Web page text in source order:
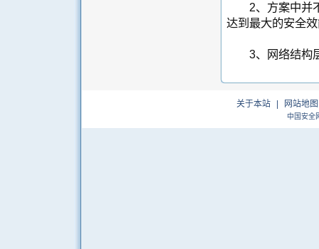
2、方案中并不
达到最大的安全
3、网络结构层
关于本站 网站地图
中国安全